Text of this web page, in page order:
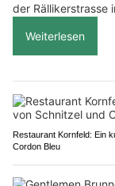
der Rällikerstrasse
Weiterlesen
Restaurant Kornfeld: Ein
Cordon Bleu